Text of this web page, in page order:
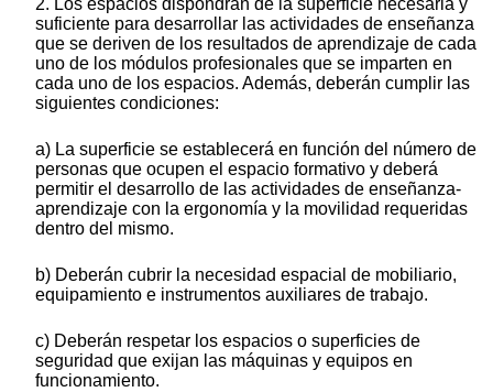
2. Los espacios dispondrán de la superficie necesaria y
suficiente para desarrollar las actividades de enseñanza
que se deriven de los resultados de aprendizaje de cada
uno de los módulos profesionales que se imparten en
cada uno de los espacios. Además, deberán cumplir las
siguientes condiciones:
a) La superficie se establecerá en función del número de
personas que ocupen el espacio formativo y deberá
permitir el desarrollo de las actividades de enseñanza-
aprendizaje con la ergonomía y la movilidad requeridas
dentro del mismo.
b) Deberán cubrir la necesidad espacial de mobiliario,
equipamiento e instrumentos auxiliares de trabajo.
c) Deberán respetar los espacios o superficies de
seguridad que exijan las máquinas y equipos en
funcionamiento.